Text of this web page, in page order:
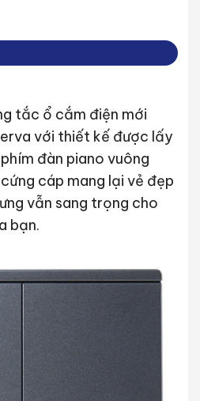
tắc ổ cắm điện mới
với thiết kế được lấy
đàn piano vuông
cáp mang lại vẻ đẹp
vẫn sang trọng cho
bạn.